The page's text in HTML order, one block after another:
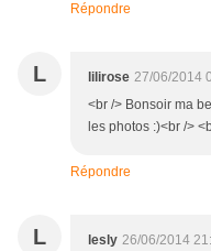
Répondre
L lilirose 27/06/2014
<br /> Bonsoir ma
les photos :)<br />
Répondre
L lesly 26/06/2014